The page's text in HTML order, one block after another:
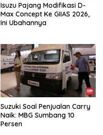
Isuzu Pajang Modifikasi D-
Max Concept Ke GIIAS 2026,
Ini Ubahannya
Suzuki Soal Penjualan Carry
Naik: MBG Sumbang 10
Persen